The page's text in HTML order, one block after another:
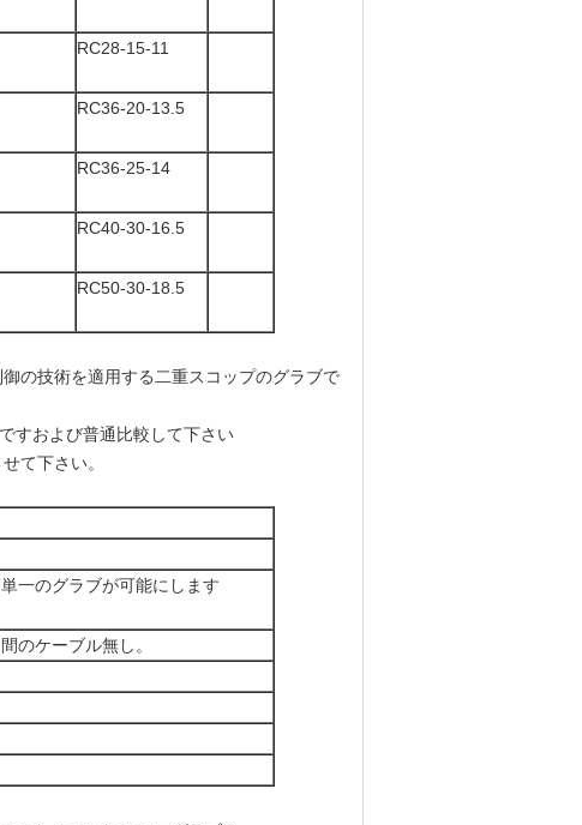
RC28-15-11
RC36-20-13.5
RC36-25-14
RC40-30-16.5
RC50-30-18.5
の技術を適用する二重スコップのグラブで
すおよび普通比較して下さい
て下さい。
一のグラブが可能にします
のケーブル無し。